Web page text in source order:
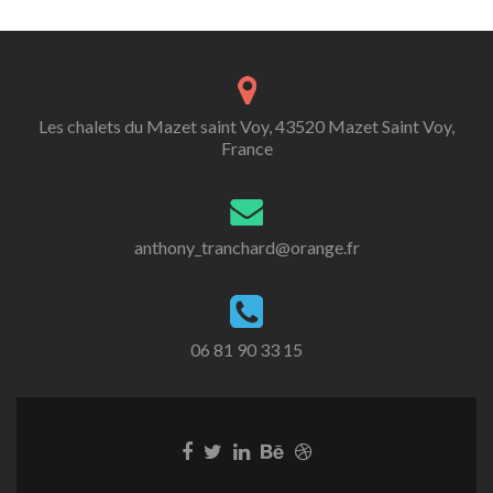
Les chalets du Mazet saint Voy, 43520 Mazet Saint Voy,
France
anthony_tranchard@orange.fr
06 81 90 33 15